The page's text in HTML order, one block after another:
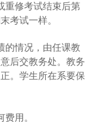
重修考试结束后第
考试一样。
的情况，由任课教
后交教务处。教务
。学生所在系要保
用。